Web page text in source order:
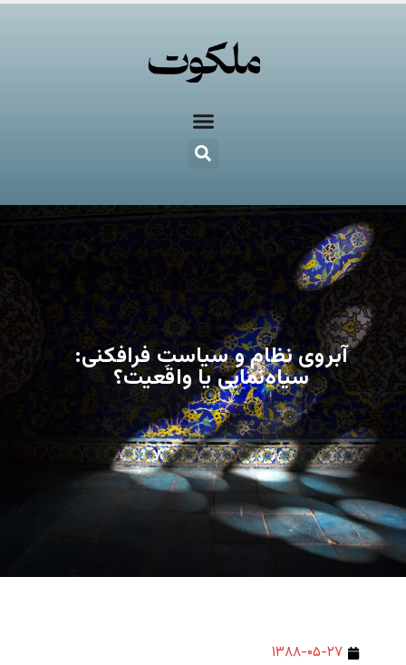
آبروی نظام و سیاستِ فرافکنی:
سیاه‌نمایی یا واقعیت؟
۱۳۸۸-۰۵-۲۷